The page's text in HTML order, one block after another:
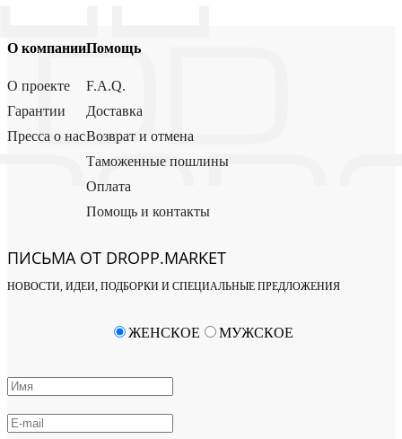
О компании
О проекте
Гарантии
Пресса о нас
Помощь
F.A.Q.
Доставка
Возврат и отмена
Таможенные пошлины
Оплата
Помощь и контакты
ПИСЬМА ОТ DROPP.MARKET
НОВОСТИ, ИДЕИ, ПОДБОРКИ И СПЕЦИАЛЬНЫЕ ПРЕДЛОЖЕНИЯ
ЖЕНСКОЕ МУЖСКОЕ